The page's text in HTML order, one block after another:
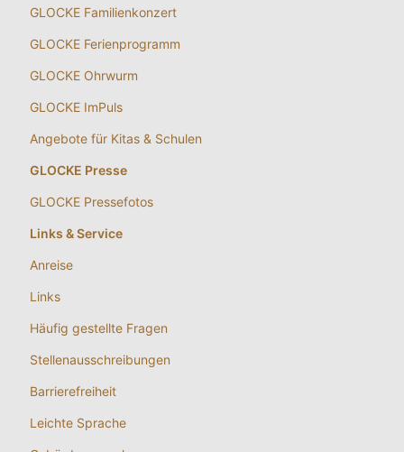
GLOCKE Familienkonzert
GLOCKE Ferienprogramm
GLOCKE Ohrwurm
GLOCKE ImPuls
Angebote für Kitas & Schulen
GLOCKE Presse
GLOCKE Pressefotos
Links & Service
Anreise
Links
Häufig gestellte Fragen
Stellenausschreibungen
Barrierefreiheit
Leichte Sprache